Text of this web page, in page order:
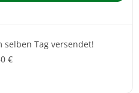
selben Tag versendet!
€